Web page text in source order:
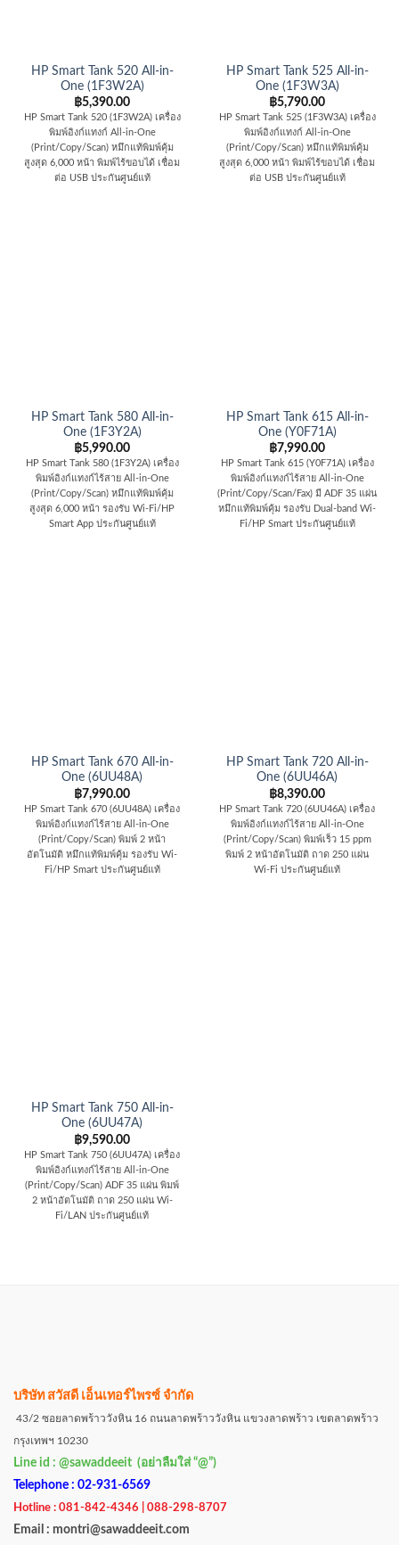
HP Smart Tank 520 All-in-
One (1F3W2A)
฿5,390.00
HP Smart Tank 520 (1F3W2A) เครื่อง
พิมพ์อิงก์แทงก์ All-in-One
(Print/Copy/Scan) หมึกแท้พิมพ์คุ้ม
สูงสุด 6,000 หน้า พิมพ์ไร้ขอบได้ เชื่อม
ต่อ USB ประกันศูนย์แท้
HP Smart Tank 525 All-in-
One (1F3W3A)
฿5,790.00
HP Smart Tank 525 (1F3W3A) เครื่อง
พิมพ์อิงก์แทงก์ All-in-One
(Print/Copy/Scan) หมึกแท้พิมพ์คุ้ม
สูงสุด 6,000 หน้า พิมพ์ไร้ขอบได้ เชื่อม
ต่อ USB ประกันศูนย์แท้
HP Smart Tank 580 All-in-
One (1F3Y2A)
฿5,990.00
HP Smart Tank 580 (1F3Y2A) เครื่อง
พิมพ์อิงก์แทงก์ไร้สาย All-in-One
(Print/Copy/Scan) หมึกแท้พิมพ์คุ้ม
สูงสุด 6,000 หน้า รองรับ Wi-Fi/HP
Smart App ประกันศูนย์แท้
HP Smart Tank 615 All-in-
One (Y0F71A)
฿7,990.00
HP Smart Tank 615 (Y0F71A) เครื่อง
พิมพ์อิงก์แทงก์ไร้สาย All-in-One
(Print/Copy/Scan/Fax) มี ADF 35 แผ่น
หมึกแท้พิมพ์คุ้ม รองรับ Dual-band Wi-
Fi/HP Smart ประกันศูนย์แท้
HP Smart Tank 670 All-in-
One (6UU48A)
฿7,990.00
HP Smart Tank 670 (6UU48A) เครื่อง
พิมพ์อิงก์แทงก์ไร้สาย All-in-One
(Print/Copy/Scan) พิมพ์ 2 หน้า
อัตโนมัติ หมึกแท้พิมพ์คุ้ม รองรับ Wi-
Fi/HP Smart ประกันศูนย์แท้
HP Smart Tank 720 All-in-
One (6UU46A)
฿8,390.00
HP Smart Tank 720 (6UU46A) เครื่อง
พิมพ์อิงก์แทงก์ไร้สาย All-in-One
(Print/Copy/Scan) พิมพ์เร็ว 15 ppm
พิมพ์ 2 หน้าอัตโนมัติ ถาด 250 แผ่น
Wi-Fi ประกันศูนย์แท้
HP Smart Tank 750 All-in-
One (6UU47A)
฿9,590.00
HP Smart Tank 750 (6UU47A) เครื่อง
พิมพ์อิงก์แทงก์ไร้สาย All-in-One
(Print/Copy/Scan) ADF 35 แผ่น พิมพ์
2 หน้าอัตโนมัติ ถาด 250 แผ่น Wi-
Fi/LAN ประกันศูนย์แท้
บริษัท สวัสดี เอ็นเทอร์ไพรซ์ จำกัด
43/2 ซอยลาดพร้าววังหิน 16 ถนนลาดพร้าววังหิน แขวงลาดพร้าว เขตลาดพร้าว
กรุงเทพฯ 10230
Line id : @sawaddeeit (อย่าลืมใส่ “@”)
Telephone : 02-931-6569
Hotline : 081-842-4346 | 088-298-8707
Email : montri@sawaddeeit.com